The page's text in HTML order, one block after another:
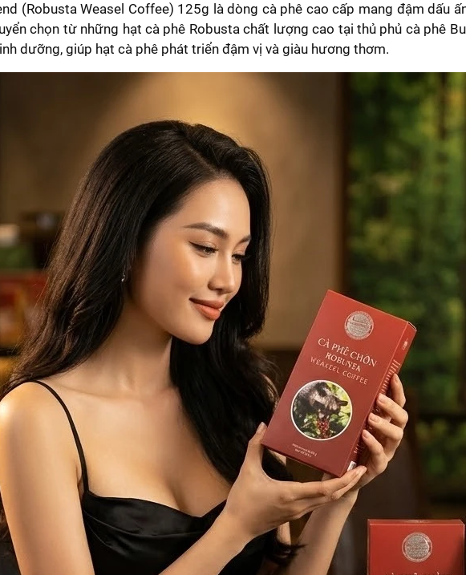
(Robusta Weasel Coffee) 125g là dòng cà phê cao cấp mang đậm dấu
chọn từ những hạt cà phê Robusta chất lượng cao tại thủ phủ cà phê
dưỡng, giúp hạt cà phê phát triển đậm vị và giàu hương thơm.